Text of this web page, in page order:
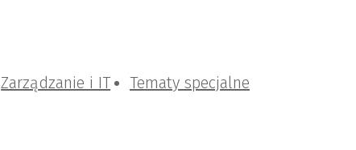
Zarządzanie i IT Tematy specjalne